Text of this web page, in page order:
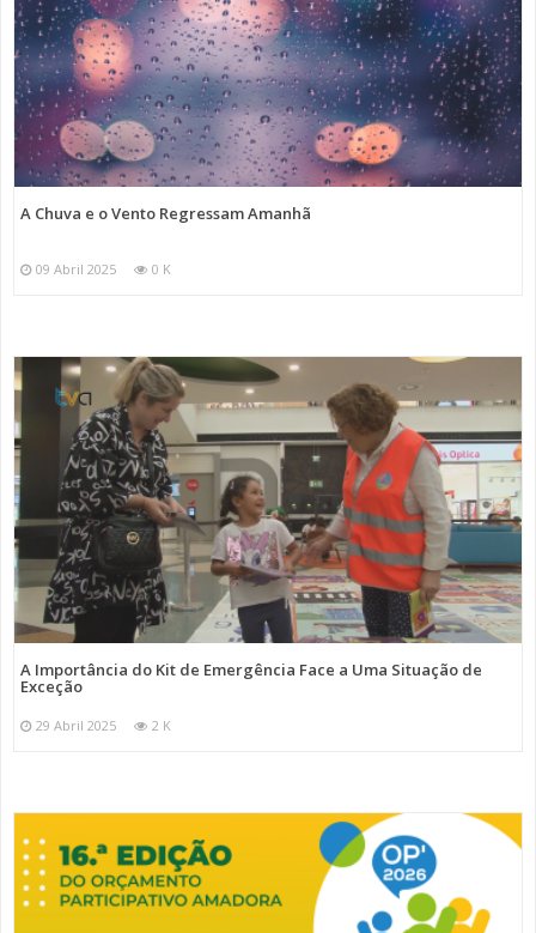
A Chuva e o Vento Regressam Amanhã
09 Abril 2025 0 K
A Importância do Kit de Emergência Face a Uma Situação de
Exceção
29 Abril 2025 2 K